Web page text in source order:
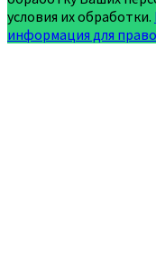
условия их обработки.
информация для